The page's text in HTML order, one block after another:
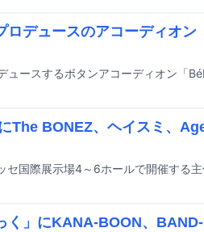
ロデュースのアコーディオ
The BONEZ、ヘイスミ、
く」にKANA-BOON、BAND-